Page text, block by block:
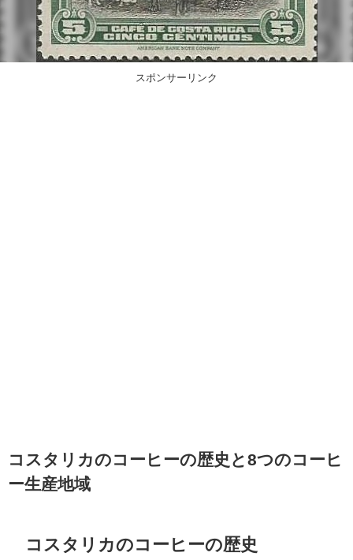
スポンサーリンク
コスタリカのコーヒーの歴史と8つのコーヒ
ー生産地域
コスタリカのコーヒーの歴史